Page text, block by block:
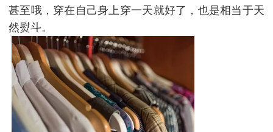
甚至哦，穿在自己身上穿一天就好了，也是相当于天
然熨斗。